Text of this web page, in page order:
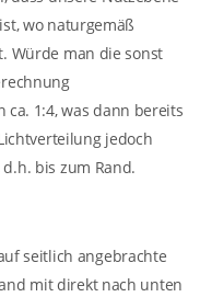
wo naturgemäß
Würde man die sonst
ca. 1:4, was dann bereits
jedoch
bis zum Rand.
seitlich angebrachte
mit direkt nach unten